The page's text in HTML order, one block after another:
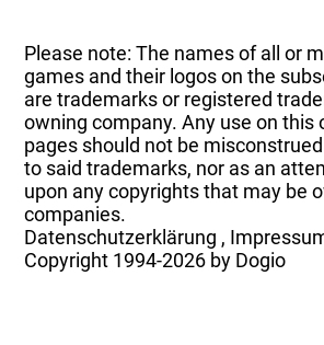
Please note: The names of all or
games and their logos on the
are trademarks or registered
owning company. Any use on this
pages should not be
to said trademarks, nor as an
upon any copyrights that may be
companies.
Datenschutzerklärung ,
Copyright 1994-2026 by Dogio